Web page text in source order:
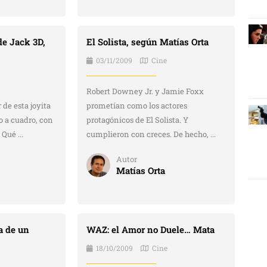
Jack 3D,
de esta joyita
a cuadro, con
...
El Solista, según Matías Orta
03/11/2009 Cine
Robert Downey Jr. y Jamie Foxx
prometían como los actores
protagónicos de El Solista. Y
cumplieron con creces. De hecho, ...
Autor
Matías Orta
de un WAZ: el Amor no Duele… Mata
18/10/2009 Cine